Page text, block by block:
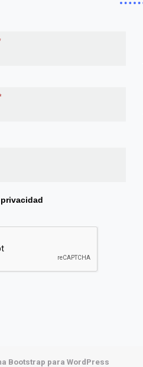
Bootstrap para WordPress